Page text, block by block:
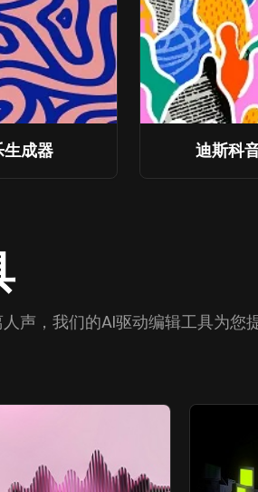
成器 迪斯科
声，我们的AI驱动编辑工具为您